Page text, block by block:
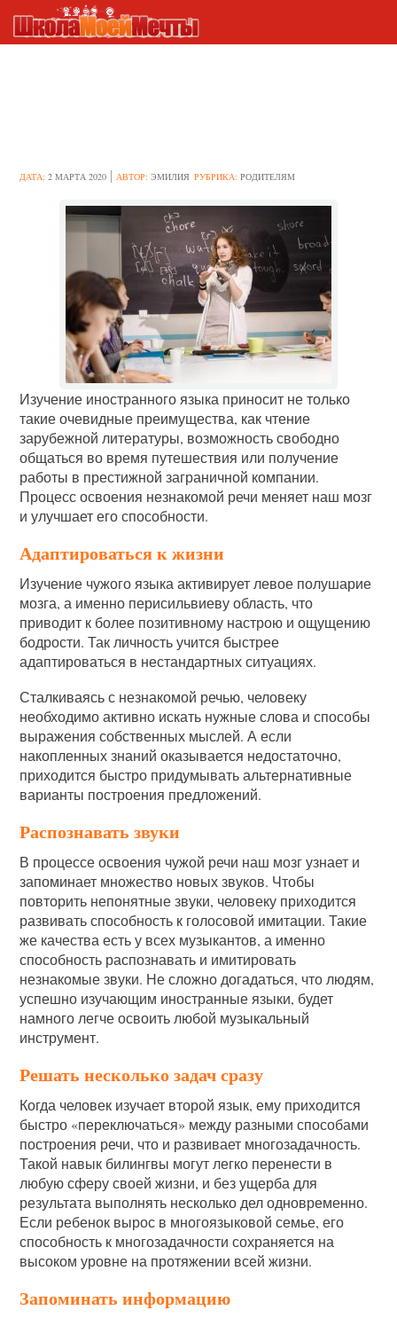
ДАТА:2 МАРТА 2020 АВТОР:ЭМИЛИЯ РУБРИКА:РОДИТЕЛЯМ
Изучение иностранного языка приносит не только
такие очевидные преимущества, как чтение
зарубежной литературы, возможность свободно
общаться во время путешествия или получение
работы в престижной заграничной компании.
Процесс освоения незнакомой речи меняет наш мозг
и улучшает его способности.
Адаптироваться к жизни
Изучение чужого языка активирует левое полушарие
мозга, а именно перисильвиеву область, что
приводит к более позитивному настрою и ощущению
бодрости. Так личность учится быстрее
адаптироваться в нестандартных ситуациях.
Сталкиваясь с незнакомой речью, человеку
необходимо активно искать нужные слова и способы
выражения собственных мыслей. А если
накопленных знаний оказывается недостаточно,
приходится быстро придумывать альтернативные
варианты построения предложений.
Распознавать звуки
В процессе освоения чужой речи наш мозг узнает и
запоминает множество новых звуков. Чтобы
повторить непонятные звуки, человеку приходится
развивать способность к голосовой имитации. Такие
же качества есть у всех музыкантов, а именно
способность распознавать и имитировать
незнакомые звуки. Не сложно догадаться, что людям,
успешно изучающим иностранные языки, будет
намного легче освоить любой музыкальный
инструмент.
Решать несколько задач сразу
Когда человек изучает второй язык, ему приходится
быстро «переключаться» между разными способами
построения речи, что и развивает многозадачность.
Такой навык билингвы могут легко перенести в
любую сферу своей жизни, и без ущерба для
результата выполнять несколько дел одновременно.
Если ребенок вырос в многоязыковой семье, его
способность к многозадачности сохраняется на
высоком уровне на протяжении всей жизни.
Запоминать информацию